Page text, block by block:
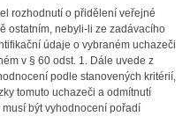
rozhodnutí o přidělení veřejné
ostatním, nebyli-li ze zadávacího
údaje o vybraném uchazeči
v § 60 odst. 1. Dále uvede z
podle stanovených kritérií,
tomuto uchazeči a odmítnutí
být vyhodnocení pořadí